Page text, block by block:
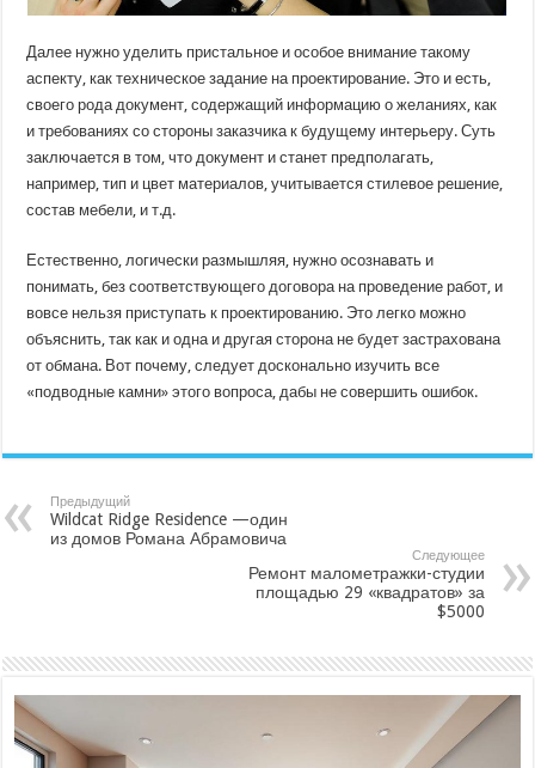
Далее нужно уделить пристальное и особое внимание такому
аспекту, как техническое задание на проектирование. Это и есть,
своего рода документ, содержащий информацию о желаниях, как
и требованиях со стороны заказчика к будущему интерьеру. Суть
заключается в том, что документ и станет предполагать,
например, тип и цвет материалов, учитывается стилевое решение,
состав мебели, и т.д.
Естественно, логически размышляя, нужно осознавать и
понимать, без соответствующего договора на проведение работ, и
вовсе нельзя приступать к проектированию. Это легко можно
объяснить, так как и одна и другая сторона не будет застрахована
от обмана. Вот почему, следует досконально изучить все
«подводные камни» этого вопроса, дабы не совершить ошибок.
Предыдущий
Wildcat Ridge Residence —один
из домов Романа Абрамовича
Следующее
Ремонт малометражки-студии
площадью 29 «квадратов» за
$5000